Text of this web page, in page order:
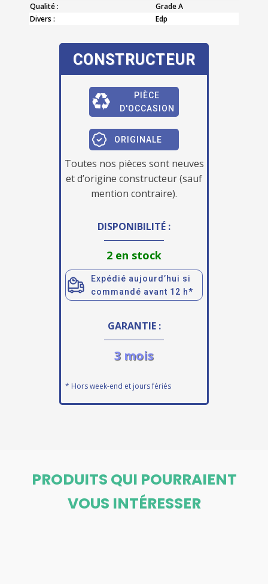
Qualité :
Grade A
Divers :
Edp
CONSTRUCTEUR
PIÈCE
D'OCCASION
ORIGINALE
Toutes nos pièces sont neuves
et d’origine constructeur (sauf
mention contraire).
DISPONIBILITÉ :
2 en stock
Expédié aujourd’hui si
commandé avant 12 h*
GARANTIE :
3 mois
* Hors week-end et jours fériés
PRODUITS QUI POURRAIENT
VOUS INTÉRESSER